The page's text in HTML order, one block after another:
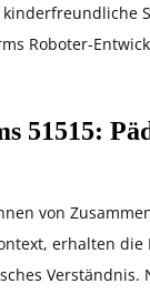
Roboter-
51515:
von
erhalten die
Verständnis.